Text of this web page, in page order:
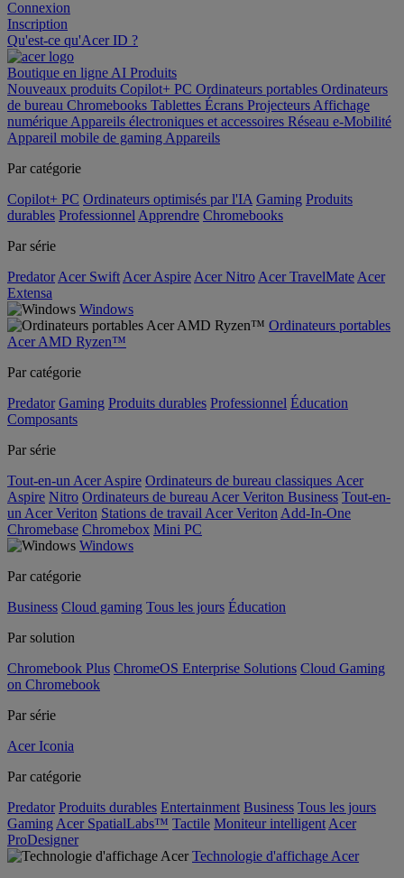
Connexion
Inscription
Qu'est-ce qu'Acer ID ?
Boutique en ligne AI Produits
Nouveaux produits Copilot+ PC Ordinateurs portables Ordinateurs
de bureau Chromebooks Tablettes Écrans Projecteurs Affichage
numérique Appareils électroniques et accessoires Réseau e-Mobilité
Appareil mobile de gaming Appareils
Par catégorie
Copilot+ PC Ordinateurs optimisés par l'IA Gaming Produits
durables Professionnel Apprendre Chromebooks
Par série
Predator Acer Swift Acer Aspire Acer Nitro Acer TravelMate Acer
Extensa
Windows
Ordinateurs portables
Acer AMD Ryzen™
Par catégorie
Predator Gaming Produits durables Professionnel Éducation
Composants
Par série
Tout-en-un Acer Aspire Ordinateurs de bureau classiques Acer
Aspire Nitro Ordinateurs de bureau Acer Veriton Business Tout-en-
un Acer Veriton Stations de travail Acer Veriton Add-In-One
Chromebase Chromebox Mini PC
Windows
Par catégorie
Business Cloud gaming Tous les jours Éducation
Par solution
Chromebook Plus ChromeOS Enterprise Solutions Cloud Gaming
on Chromebook
Par série
Acer Iconia
Par catégorie
Predator Produits durables Entertainment Business Tous les jours
Gaming Acer SpatialLabs™ Tactile Moniteur intelligent Acer
ProDesigner
Technologie d'affichage Acer